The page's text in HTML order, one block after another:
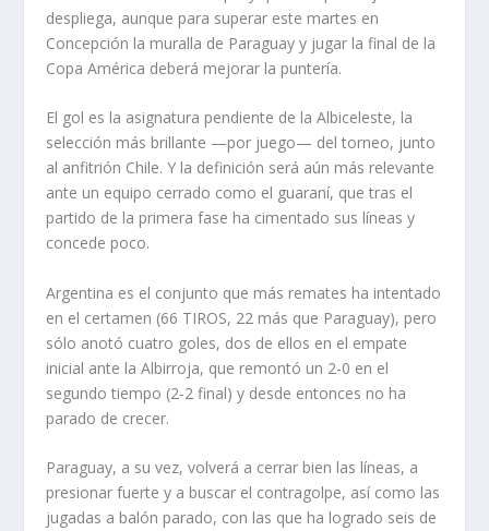
despliega, aunque para superar este martes en
Concepción la muralla de Paraguay y jugar la final de la
Copa América deberá mejorar la puntería.
El gol es la asignatura pendiente de la Albiceleste, la
selección más brillante —por juego— del torneo, junto
al anfitrión Chile. Y la definición será aún más relevante
ante un equipo cerrado como el guaraní, que tras el
partido de la primera fase ha cimentado sus líneas y
concede poco.
Argentina es el conjunto que más remates ha intentado
en el certamen (66 TIROS, 22 más que Paraguay), pero
sólo anotó cuatro goles, dos de ellos en el empate
inicial ante la Albirroja, que remontó un 2-0 en el
segundo tiempo (2-2 final) y desde entonces no ha
parado de crecer.
Paraguay, a su vez, volverá a cerrar bien las líneas, a
presionar fuerte y a buscar el contragolpe, así como las
jugadas a balón parado, con las que ha logrado seis de